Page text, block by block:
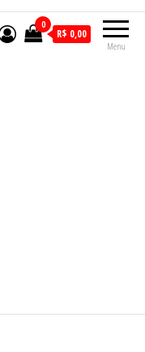
Menu
0
R$ 0,00